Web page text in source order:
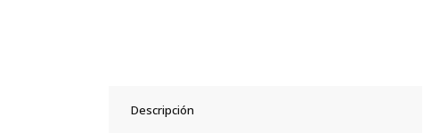
Descripción